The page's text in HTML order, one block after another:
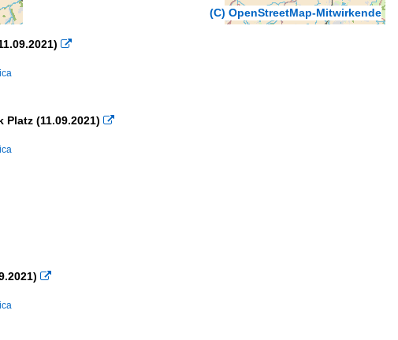
(C) OpenStreetMap-Mitwirkende

(11.09.2021) 
